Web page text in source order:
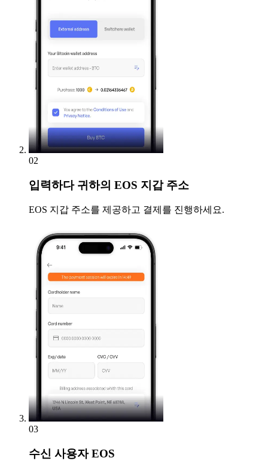
02
입력하다귀하의 EOS 지갑 주소
EOS 지갑 주소를 제공하고 결제를 진행하세요.
03
수신 사용자 EOS